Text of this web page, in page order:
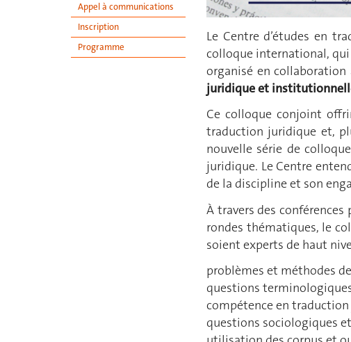
Appel à communications
Inscription
Programme
Le Centre d’études en
colloque international,
organisé en
juridique et
Ce colloque conjoint
traduction juridique et,
nouvelle série de
juridique. Le Centre
de la discipline et son
À travers des
rondes thématiques, le
soient experts de haut
problèmes et méthodes
questions
compétence en
questions sociologiques